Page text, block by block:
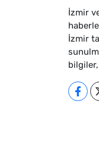
İzmir
İzmir